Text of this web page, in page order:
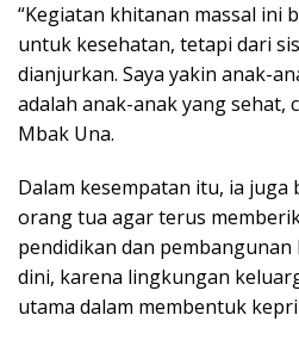
“Kegiatan khitanan massal ini
untuk kesehatan, tetapi dari
dianjurkan. Saya yakin anak-
adalah anak-anak yang sehat,
Mbak Una.
Dalam kesempatan itu, ia juga
orang tua agar terus
pendidikan dan
dini, karena lingkungan
utama dalam membentuk